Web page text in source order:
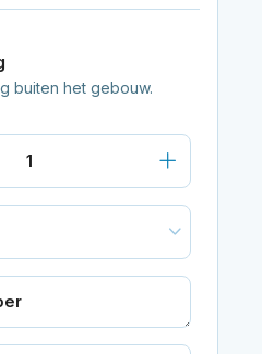
buiten het gebouw.